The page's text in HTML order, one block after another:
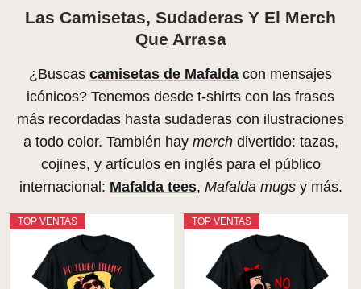
Las Camisetas, Sudaderas Y El Merch
Que Arrasa
¿Buscas camisetas de Mafalda con mensajes
icónicos? Tenemos desde t-shirts con las frases
más recordadas hasta sudaderas con ilustraciones
a todo color. También hay merchdivertido: tazas,
cojines, y artículos en inglés para el público
internacional: Mafalda tees, Mafalda mugsy más.
TOP VENTAS TOP VENTAS